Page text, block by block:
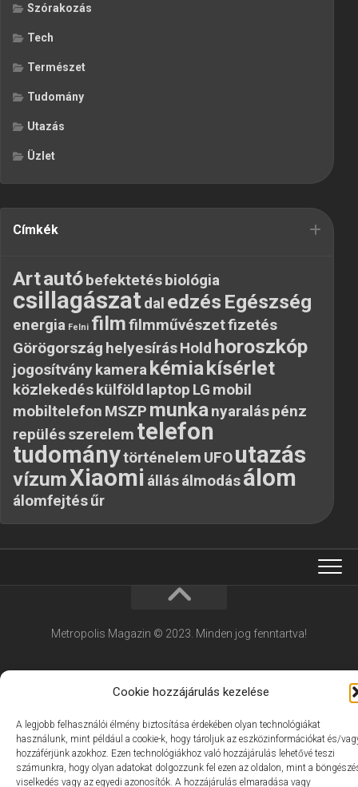
Cookie hozzájárulás kezelése
A legjobb felhasználói élmény biztosítása érdekében olyan technológiákat
használunk, mint például a cookie-k, hogy tároljuk az eszközinformációkat és/
hozzáférjünk azokhoz. Ezen technológiákhoz való hozzájárulás lehetővé teszi
számunkra, hogy olyan adatokat dolgozzunk fel ezen az oldalon, mint a
viselkedés vagy az egyedi azonosítók. A hozzájárulás elmaradása vagy
Szórakozás
Tech
Természet
Tudomány
Utazás
Üzlet
Címkék
Artautóbefektetésbiológia
csillagászatdal edzés Egészség
energia Felni filmfilmművészetfizetés
Görögország helyesírásHold horoszkóp
jogosítványkamerakémiakísérlet
közlekedéskülföld laptop LG mobil
mobiltelefon MSZP munkanyaraláspénz
repülésszerelem telefon
tudománytörténelem UFOutazás
vízumXiaomi állásálmodásálom
álomfejtésűr
Metropolis Magazin © 2023. Minden jog fenntartva!